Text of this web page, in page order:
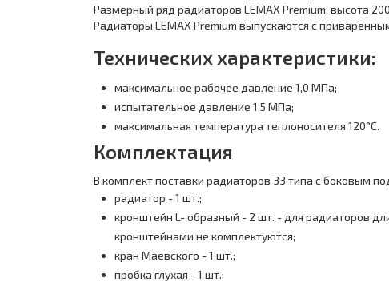
Размерный ряд радиаторов LEMAX Premium: высота
Радиаторы LEMAX Premium выпускаются с
Технических характеристики:
максимальное рабочее давление 1,0 МПа;
испытательное давление 1,5 МПа;
максимальная температура теплоносителя 120°С.
Комплектация
В комплект поставки радиаторов 33 типа с боковым
радиатор - 1 шт.;
кронштейн L- образный - 2 шт. - для радиаторов
кронштейнами не комплектуются;
кран Маевского - 1 шт.;
пробка глухая - 1 шт.;